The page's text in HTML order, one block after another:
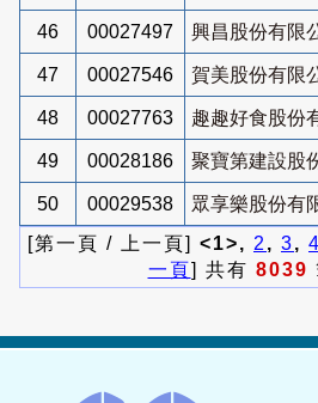
46 00027497 興昌股份有限
47 00027546 賀美股份有限
48 00027763 趣趣好食股份
49 00028186 聚寶第建設股
50 00029538
眾享樂股份有
[第一頁 / 上一頁] <1>, 2 , 3, 4
一頁] 共有 8039